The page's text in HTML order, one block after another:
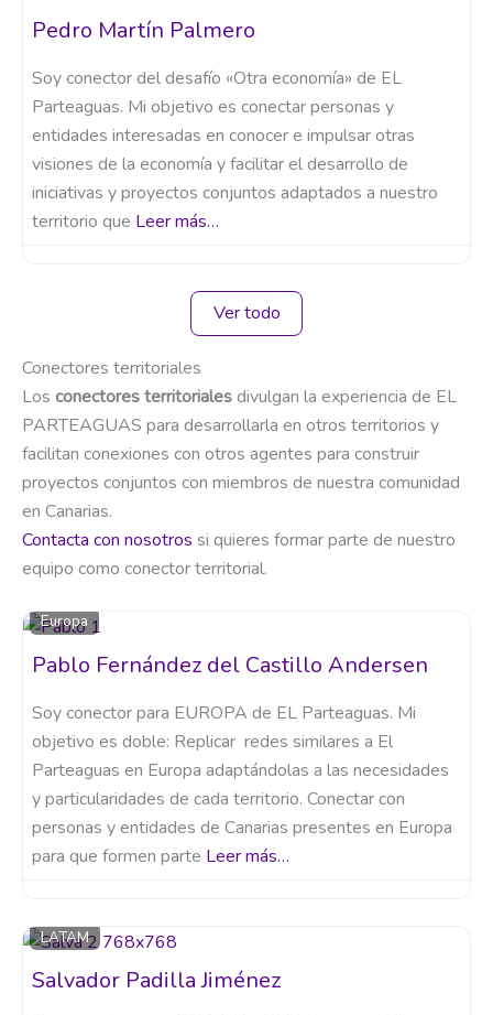
Pedro Martín Palmero
Soy conector del desafío «Otra economía» de EL
Parteaguas. Mi objetivo es conectar personas y
entidades interesadas en conocer e impulsar otras
visiones de la economía y facilitar el desarrollo de
iniciativas y proyectos conjuntos adaptados a nuestro
territorio que Leer más…
Ver todo
Conectores territoriales
Los conectores territorialesdivulgan la experiencia de EL
PARTEAGUAS para desarrollarla en otros territorios y
facilitan conexiones con otros agentes para construir
proyectos conjuntos con miembros de nuestra comunidad
en Canarias.
Contacta con nosotros si quieres formar parte de nuestro
equipo como conector territorial.
Europa
Pablo Fernández del Castillo Andersen
Soy conector para EUROPA de EL Parteaguas. Mi
objetivo es doble: Replicar redes similares a El
Parteaguas en Europa adaptándolas a las necesidades
y particularidades de cada territorio. Conectar con
personas y entidades de Canarias presentes en Europa
para que formen parte Leer más…
LATAM
Salvador Padilla Jiménez